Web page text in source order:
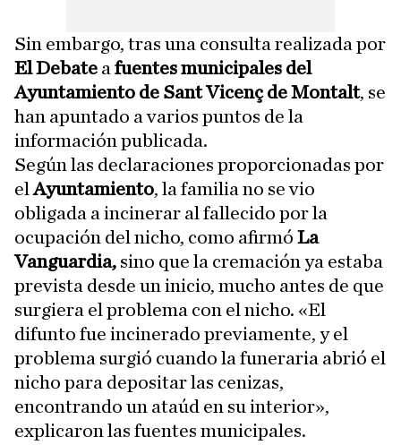
Sin embargo, tras una consulta realizada por
El Debate a fuentes municipales del
Ayuntamiento de Sant Vicenç de Montalt, se
han apuntado a varios puntos de la
información publicada.
Según las declaraciones proporcionadas por
elAyuntamiento, la familia no se vio
obligada a incinerar al fallecido por la
ocupación del nicho, como afirmó La
Vanguardia, sino que la cremación ya estaba
prevista desde un inicio, mucho antes de que
surgiera el problema con el nicho. «El
difunto fue incinerado previamente, y el
problema surgió cuando la funeraria abrió el
nicho para depositar las cenizas,
encontrando un ataúd en su interior»,
explicaron las fuentes municipales.